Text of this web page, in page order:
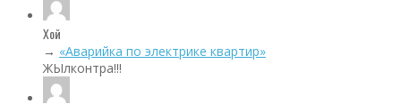
Хой
→ «Аварийка по электрике квартир»
ЖЫлконтра!!!